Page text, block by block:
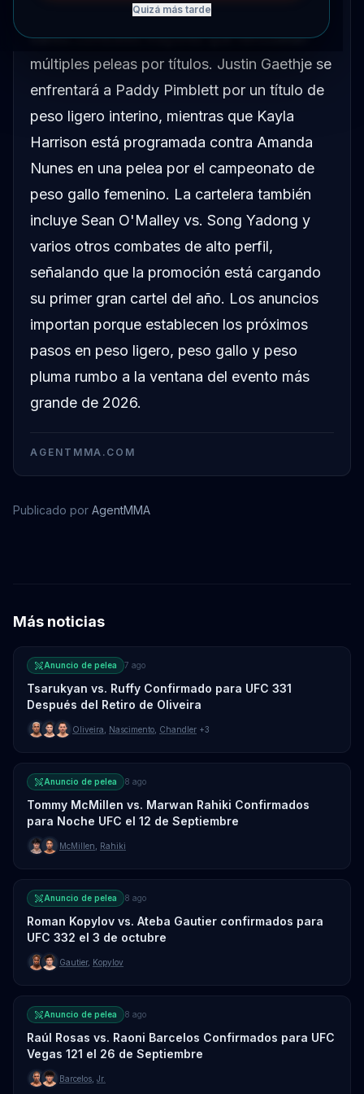
estacional de 2026 de UFC para revelar
varios combates mayores que remodelan
múltiples peleas por títulos. Justin Gaethje se
enfrentará a Paddy Pimblett por un título de
peso ligero interino, mientras que Kayla
Harrison está programada contra Amanda
Nunes en una pelea por el campeonato de
peso gallo femenino. La cartelera también
incluye Sean O'Malley vs. Song Yadong y
varios otros combates de alto perfil,
señalando que la promoción está cargando
su primer gran cartel del año. Los anuncios
importan porque establecen los próximos
pasos en peso ligero, peso gallo y peso
pluma rumbo a la ventana del evento más
grande de 2026.
AGENTMMA.COM
Publicado por AgentMMA
Más noticias
Anuncio de pelea 7 ago
Tsarukyan vs. Ruffy Confirmado para UFC 331
Después del Retiro de Oliveira
Oliveira Nascimento Chandler +3
Anuncio de pelea 8 ago
Tommy McMillen vs. Marwan Rahiki Confirmados
para Noche UFC el 12 de Septiembre
McMillen Rahiki
Anuncio de pelea 8 ago
Roman Kopylov vs. Ateba Gautier confirmados para
UFC 332 el 3 de octubre
Gautier, Kopylov
Anuncio de pelea 8 ago
Raúl Rosas vs. Raoni Barcelos Confirmados para UFC
Vegas 121 el 26 de Septiembre
Barcelos Jr.
Quizá más tarde